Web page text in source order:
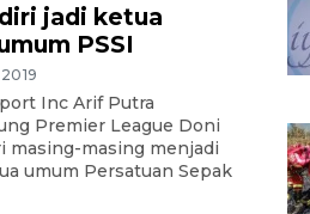
jadi ketua
PSSI
Inc Arif Putra
Premier League Doni
masing-masing menjadi
umum Persatuan Sepak